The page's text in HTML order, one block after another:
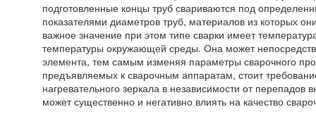
подготовленные концы труб свариваются под
показателями диаметров труб, материалов из которых
важное значение при этом типе сварки имеет
температуры окружающей среды. Она может
элемента, тем самым изменяя параметры сварочного
предъявляемых к сварочным аппаратам, стоит
нагревательного зеркала в независимости от
может существенно и негативно влиять на качество